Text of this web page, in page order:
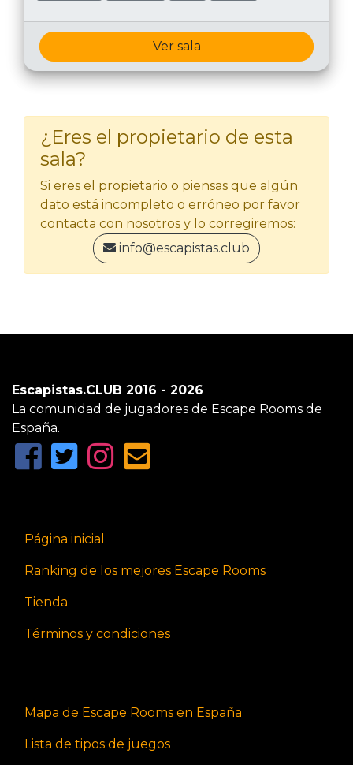
Ver sala
¿Eres el propietario de esta
sala?
Si eres el propietario o piensas que algún
dato está incompleto o erróneo por favor
contacta con nosotros y lo corregiremos:
info@escapistas.club
Escapistas.CLUB 2016 - 2026
La comunidad de jugadores de Escape Rooms de
España.
Página inicial
Ranking de los mejores Escape Rooms
Tienda
Términos y condiciones
Mapa de Escape Rooms en España
Lista de tipos de juegos